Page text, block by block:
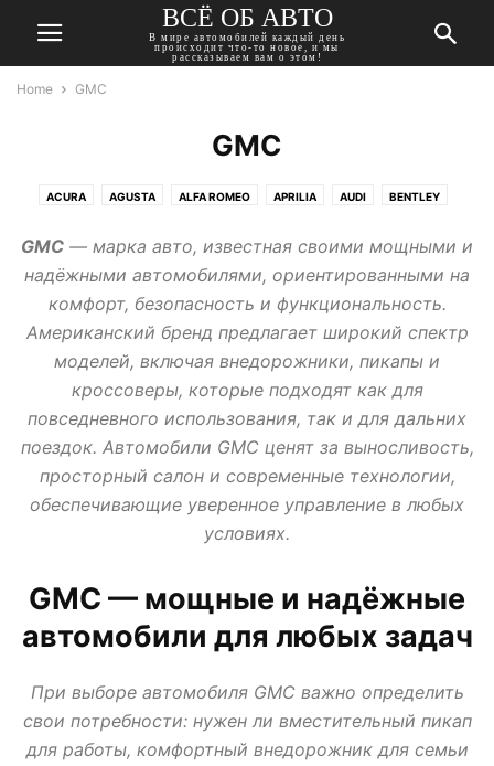
ВСЁ ОБ АВТО
В мире автомобилей каждый день
происходит что-то новое, и мы
рассказываем вам о этом!
Home GMC
GMC
ACURA AGUSTA ALFA ROMEO APRILIA AUDI BENTLEY
CITROEN DACIA DAEWOO DAIHATSU DATSUN DODGE
DONGFENG DUCATI FIAT FORD GEELY GMC
HARLEY-DAVIDSON HAVAL HONDA HUMMER HYUNDAI
INFINITI ISUZU JAGUAR JEEP KAWASAKI KIA LADA
LANCIA LAND ROVER LEXUS MASERATI MAZDA MERCEDES
MITSUBISHI MOSKVICH NISSAN OPEL PEUGEOT
PONTIAC PORSCHE RENAULT ROVER SAAB SEAT SKODA
SSANGYONG SUBARU SUZUKI TATA TESLA TOYOTA
TRIUMPH VOLKSWAGEN VOLVO
АВТО В КРЕДИТ, ТРЕЙД ИН, ЛИЗИНГ ВАЗ ИЖ ЛАДА МИР АВТО
НОВОСТИ ПРО АВТО
GMC — марка авто, известная своими мощными и
надёжными автомобилями, ориентированными на
комфорт, безопасность и функциональность.
Американский бренд предлагает широкий спектр
моделей, включая внедорожники, пикапы и
кроссоверы, которые подходят как для
повседневного использования, так и для дальних
поездок. Автомобили GMC ценят за выносливость,
просторный салон и современные технологии,
обеспечивающие уверенное управление в любых
условиях.
GMC — мощные и надёжные
автомобили для любых задач
При выборе автомобиля GMC важно определить
свои потребности: нужен ли вместительный пикап
для работы, комфортный внедорожник для семьи